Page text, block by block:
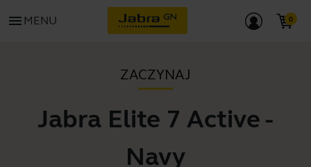
menu MENU
ZACZYNAJ
Jabra Elite 7 Active -
Navy